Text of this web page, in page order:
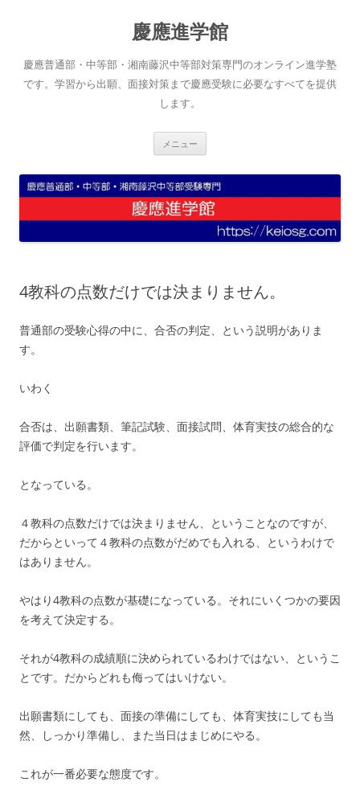
へ
ス
キ
慶應進学館
慶應普通部・中等部・湘南藤沢中等部対策専門のオンライン進学塾
です。学習から出願、面接対策まで慶應受験に必要なすべてを提供
します。
メニュー
4教科の点数だけでは決まりません。
普通部の受験心得の中に、合否の判定、という説明がありま
す。
いわく
合否は、出願書類、筆記試験、面接試問、体育実技の総合的な
評価で判定を行います。
となっている。
４教科の点数だけでは決まりません、ということなのですが、
だからといって４教科の点数がだめでも入れる、というわけで
はありません。
やはり4教科の点数が基礎になっている。それにいくつかの要因
を考えて決定する。
それが4教科の成績順に決められているわけではない、というこ
とです。だからどれも侮ってはいけない。
出願書類にしても、面接の準備にしても、体育実技にしても当
然、しっかり準備し、また当日はまじめにやる。
これが一番必要な態度です。